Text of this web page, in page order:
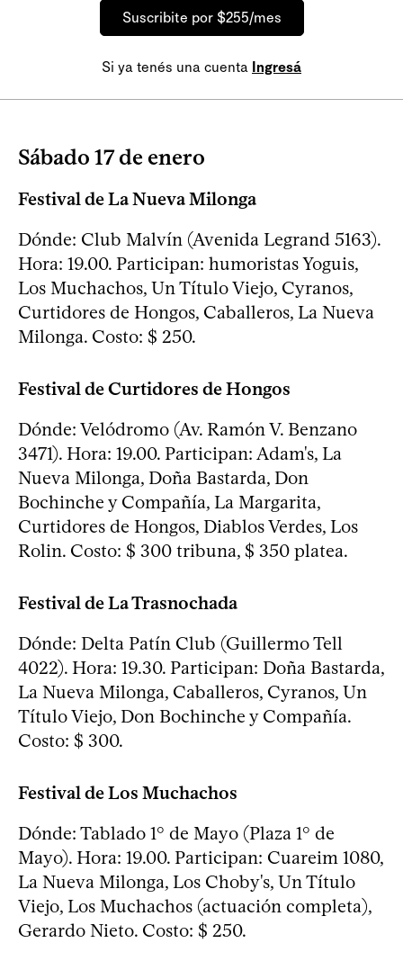
Suscribite por $255/mes
Si ya tenés una cuenta Ingresá
Sábado 17 de enero
Festival de La Nueva Milonga
Dónde: Club Malvín (Avenida Legrand 5163).
Hora: 19.00. Participan: humoristas Yoguis,
Los Muchachos, Un Título Viejo, Cyranos,
Curtidores de Hongos, Caballeros, La Nueva
Milonga. Costo: $ 250.
Festival de Curtidores de Hongos
Dónde: Velódromo (Av. Ramón V. Benzano
3471). Hora: 19.00. Participan: Adam's, La
Nueva Milonga, Doña Bastarda, Don
Bochinche y Compañía, La Margarita,
Curtidores de Hongos, Diablos Verdes, Los
Rolin. Costo: $ 300 tribuna, $ 350 platea.
Festival de La Trasnochada
Dónde: Delta Patín Club (Guillermo Tell
4022). Hora: 19.30. Participan: Doña Bastarda,
La Nueva Milonga, Caballeros, Cyranos, Un
Título Viejo, Don Bochinche y Compañía.
Costo: $ 300.
Festival de Los Muchachos
Dónde: Tablado 1° de Mayo (Plaza 1° de
Mayo). Hora: 19.00. Participan: Cuareim 1080,
La Nueva Milonga, Los Choby's, Un Título
Viejo, Los Muchachos (actuación completa),
Gerardo Nieto. Costo: $ 250.